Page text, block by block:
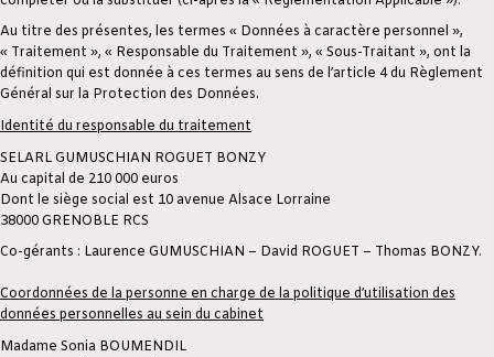
Au titre des présentes, les termes « Données à caractère personnel »,
« Traitement », « Responsable du Traitement », « Sous-Traitant », ont la
définition qui est donnée à ces termes au sens de l’article 4 du Règlement
Général sur la Protection des Données.
Identité du responsable du traitement
SELARL GUMUSCHIAN ROGUET BONZY
Au capital de 210 000 euros
Dont le siège social est 10 avenue Alsace Lorraine
38000 GRENOBLE RCS
Co-gérants : Laurence GUMUSCHIAN – David ROGUET – Thomas BONZY.
Coordonnées de la personne en charge de la politique d’utilisation des
données personnelles au sein du cabinet
Madame Sonia BOUMENDIL